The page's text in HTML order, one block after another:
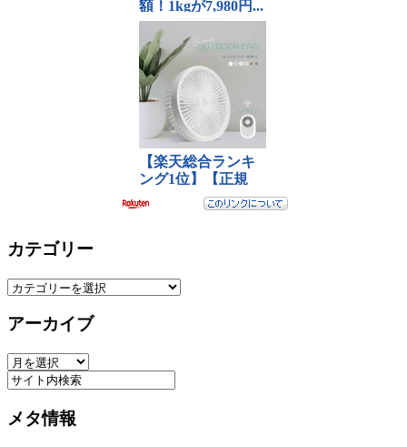
カテゴリー
カ
ゴ
ー
アーカイブ
ア
ー
イ
メタ情報